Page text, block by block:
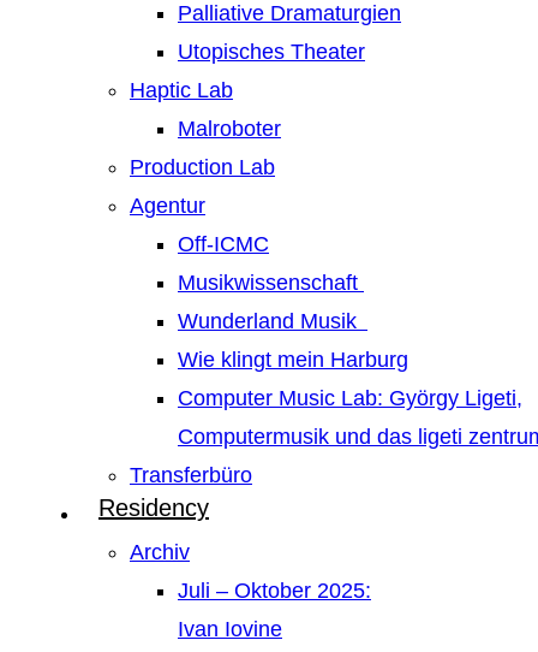
Palliative Dramaturgien
Utopisches Theater
Haptic Lab
Malroboter
Production Lab
Agentur
Off-ICMC
Musikwissenschaft
Wunderland Musik
Wie klingt mein Harburg
Computer Music Lab: György Ligeti,
Computermusik und das ligeti
Transferbüro
Residency
Archiv
Juli – Oktober 2025:
Ivan Iovine